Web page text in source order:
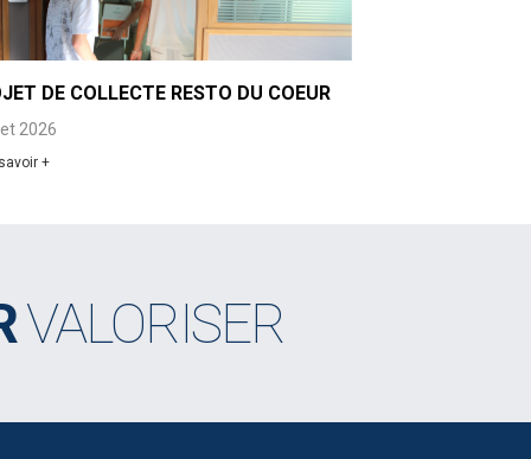
DE COLLECTE RESTO DU COEUR
2026
+
VALORISER